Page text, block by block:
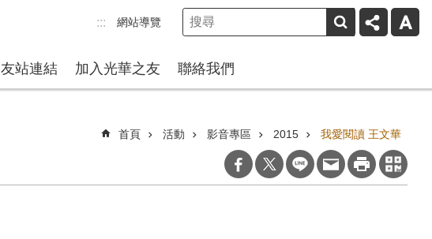
::: 網站導覽
友站連結 加入光華之友 聯絡我們
首頁 活動 影音專區 2015 我愛閱讀 王文華